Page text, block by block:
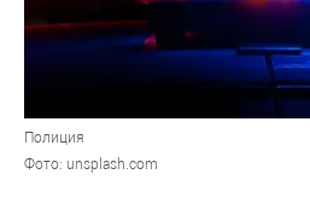
Полиция
Фото: unsplash.com